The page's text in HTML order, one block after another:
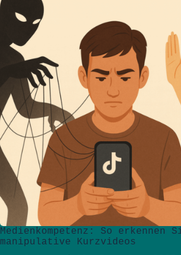
Medienkompetenz: So erkennen
manipulative Kurzvideos